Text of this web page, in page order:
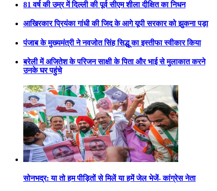
81 वर्ष की उम्र में दिल्ली की पूर्व सीएम शीला दीक्षित का निधन
आखिरकार प्रियंका गांधी की जिद के आगे यूपी सरकार को झुकना पड़ा
पंजाब के मुख्यमंत्री ने नवजोत सिंह सिद्धू का इस्तीफा स्वीकार किया
बरेली में अजितेश के परिजन साक्षी के पिता और भाई से मुलाकात करने
उनके घर पहुंचे
सोनभद्र: या तो हम पीड़ितों से मिलें या हमें जेल भेजें- कांग्रेस नेता